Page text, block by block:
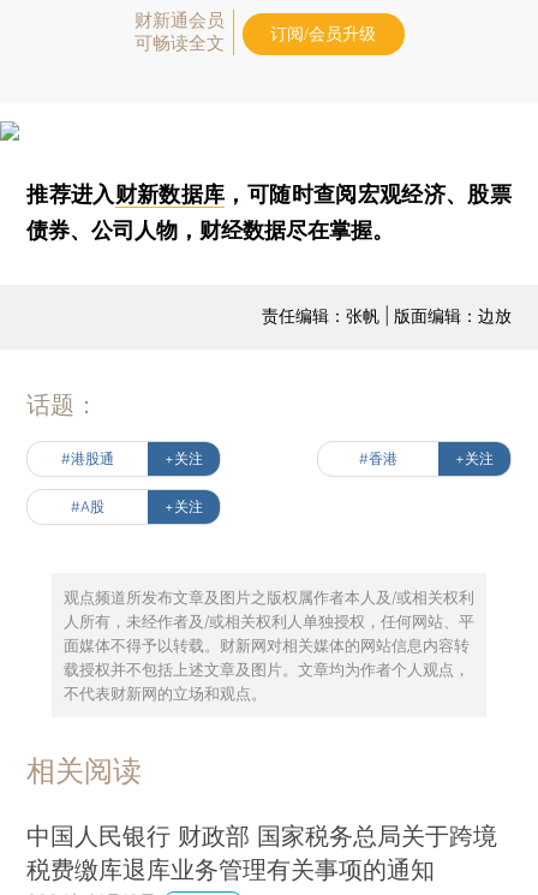
财新通会员
可畅读全文
订阅/会员升级
推荐进入财新数据库 ，可随时查阅宏观经济、股票
债券、公司人物，财经数据尽在掌握。
责任编辑：张帆 | 版面编辑：边放
话题：
#港股通 +关注 #香港 +关注
#A股 +关注
观点频道所发布文章及图片之版权属作者本人及/或相关权利
人所有，未经作者及/或相关权利人单独授权，任何网站、平
面媒体不得予以转载。财新网对相关媒体的网站信息内容转
载授权并不包括上述文章及图片。文章均为作者个人观点，
不代表财新网的立场和观点。
相关阅读
中国人民银行 财政部 国家税务总局关于跨境
税费缴库退库业务管理有关事项的通知